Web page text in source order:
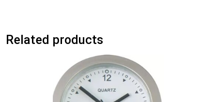
Related products